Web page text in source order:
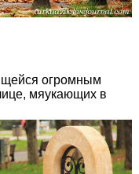
огромным
мяукающих в